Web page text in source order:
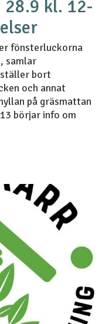
kl. 12-
fönsterluckorna
samlar
bort
och annat
på gräsmattan
börjar info om